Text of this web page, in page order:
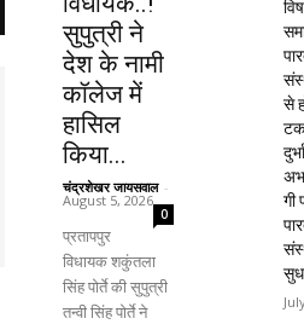
सुपुत्री ने
देश के नामी
कॉलेज में
हासिल
किया...
चंद्रशेखर जायसवाल -
August 5, 2026
0
प्रतापपुर
विधायक शकुंतला
सिंह पोर्ते की सुपुत्री
तन्वी सिंह पोर्ते ने
से
गी